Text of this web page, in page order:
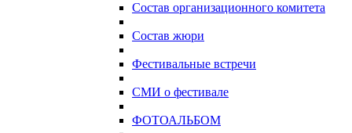
Состав организационного комитета
Состав жюри
Фестивальные встречи
СМИ о фестивале
ФОТОАЛЬБОМ